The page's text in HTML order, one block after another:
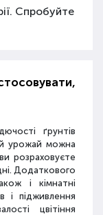
Спробуйте
ґрунтів
урожай можна
розраховуєте
Додаткового
і кімнатні
і підживлення
цвітіння